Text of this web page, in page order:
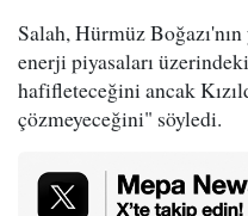
Salah, Hürmüz
enerji piyasaları
hafifleteceğini ancak
çözmeyeceğini" söyledi.